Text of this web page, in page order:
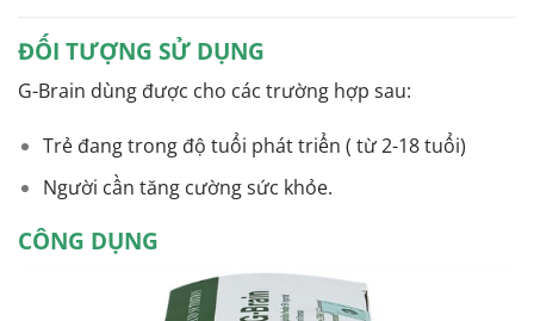
ĐỐI TƯỢNG SỬ DỤNG
G-Brain dùng được cho các trường hợp sau:
Trẻ đang trong độ tuổi phát triển ( từ 2-18 tuổi)
Người cần tăng cường sức khỏe.
CÔNG DỤNG